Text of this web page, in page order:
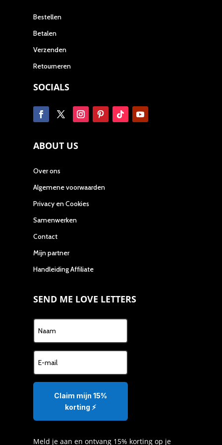
Bestellen
Betalen
Verzenden
Retourneren
SOCIALS
ABOUT US
Over ons
Algemene voorwaarden
Privacy en Cookies
Samenwerken
Contact
Mijn partner
Handleiding Affiliate
SEND ME LOVE LETTERS
Claim mijn 15%
korting ⚡️
Meld je aan en ontvang 15% korting op je